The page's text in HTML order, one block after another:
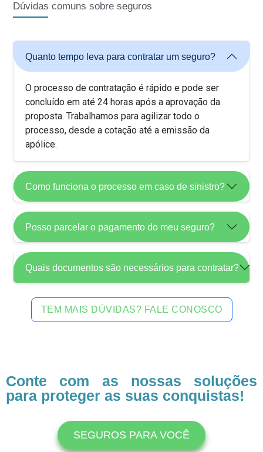
Dúvidas comuns sobre seguros
Quanto tempo leva para contratar um seguro?
O processo de contratação é rápido e pode ser
concluído em até 24 horas após a aprovação da
proposta. Trabalhamos para agilizar todo o
processo, desde a cotação até a emissão da
apólice.
Como funciona o processo em caso de sinistro?
Posso parcelar o pagamento do meu seguro?
Quais documentos são necessários para contratar?
TEM MAIS DÚVIDAS? FALE CONOSCO
Conte com as nossas soluções
para proteger as suas conquistas!
SEGUROS PARA VOCÊ